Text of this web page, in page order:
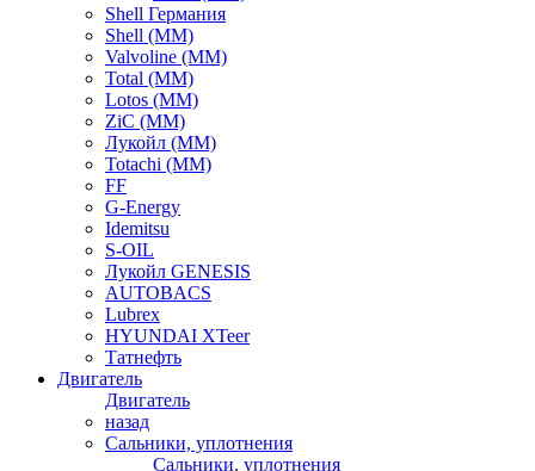
Shell Германия
Shell (ММ)
Valvoline (ММ)
Total (ММ)
Lotos (ММ)
ZiC (ММ)
Лукойл (ММ)
Totachi (MM)
FF
G-Energy
Idemitsu
S-OIL
Лукойл GENESIS
AUTOBACS
Lubrex
HYUNDAI XTeer
Татнефть
Двигатель
Двигатель
назад
Сальники, уплотнения
Сальники, уплотнения